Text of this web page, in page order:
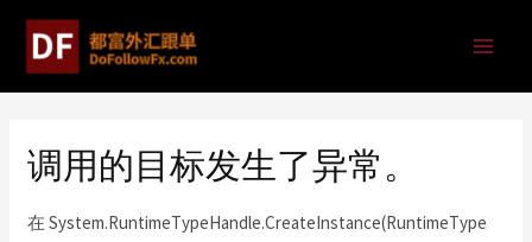
调用的目标发生了异常。
在 System.RuntimeTypeHandle.CreateInstance(RuntimeType